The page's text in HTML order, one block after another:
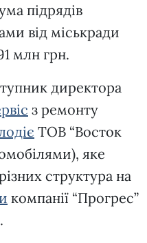
підрядів
від міськради
млн грн.
директора
з ремонту
ТОВ “Восток
яке
структура на
компанії “Прогрес”